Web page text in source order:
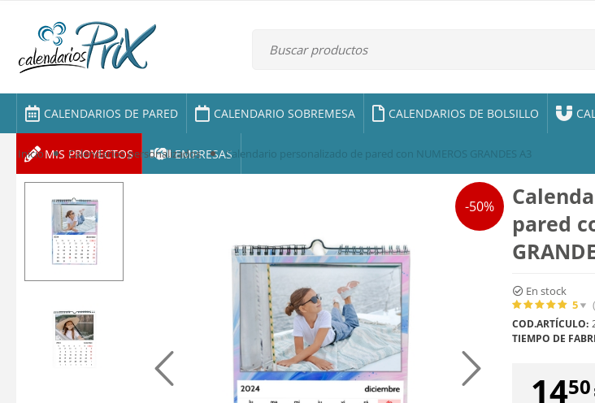
CALENDARIOS DE PARED CALENDARIO SOBREMESA CALENDARIOS DE BOLSILLO
MIS PROYECTOS EMPRESAS
Inicio Calendarios personalizados Calendario personalizado de pared con NUMEROS GRANDES A3
-50%
pared
En stock
5
COD.ARTÍCULO:
TIEMPO DE
1450